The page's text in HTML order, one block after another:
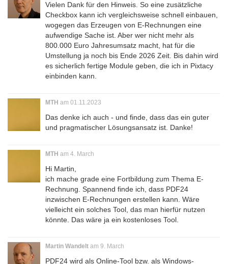
Vielen Dank für den Hinweis. So eine zusätzliche
Checkbox kann ich vergleichsweise schnell einbauen,
wogegen das Erzeugen von E-Rechnungen eine
aufwendige Sache ist. Aber wer nicht mehr als
800.000 Euro Jahresumsatz macht, hat für die
Umstellung ja noch bis Ende 2026 Zeit. Bis dahin wird
es sicherlich fertige Module geben, die ich in Pixtacy
einbinden kann.
MTH am 01.11.2023
Das denke ich auch - und finde, dass das ein guter
und pragmatischer Lösungsansatz ist. Danke!
MTH am 4. March
Hi Martin,
ich mache grade eine Fortbildung zum Thema E-
Rechnung. Spannend finde ich, dass PDF24
inzwischen E-Rechnungen erstellen kann. Wäre
vielleicht ein solches Tool, das man hierfür nutzen
könnte. Das wäre ja ein kostenloses Tool.
Martin Wandelt am 9. March
PDF24 wird als Online-Tool bzw. als Windows-